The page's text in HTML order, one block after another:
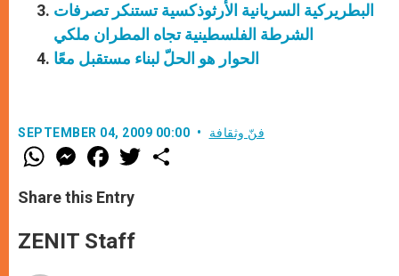
البطريركية السريانية الأرثوذكسية تستنكر تصرفات
الشرطة الفلسطينية تجاه المطران ملكي
الحوار هو الحلّ لبناء مستقبل معًا
SEPTEMBER 04, 2009 00:00 فنّ وثقافة
W
h
t
s
p
p
M
e
s
e
g
e
F
a
e
b
o
k
w
Share this Entry
ZENIT Staff